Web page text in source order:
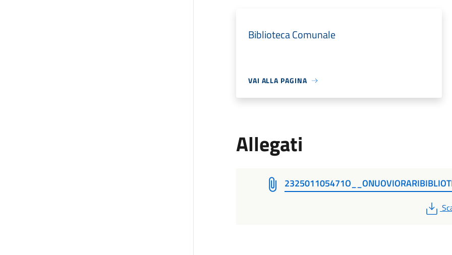
Biblioteca Comunale
VAI ALLA PAGINA
Allegati